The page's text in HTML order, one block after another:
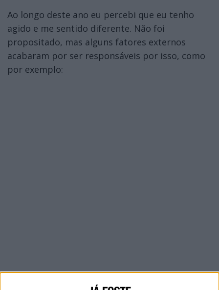
Ao longo deste ano eu percebi que eu tenho
agido e me sentido diferente. Não foi
propositado, mas alguns fatores externos
acabaram por ser responsáveis por isso, como
por exemplo: